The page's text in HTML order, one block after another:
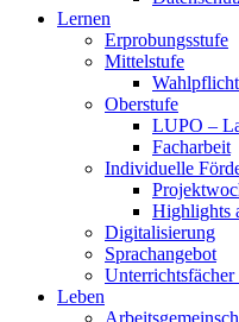
Lernen
Erprobungsstufe
Mittelstufe
Oberstufe
LUPO –
Facharbeit
Individuelle
Highlights
Digitalisierung
Sprachangebot
Leben